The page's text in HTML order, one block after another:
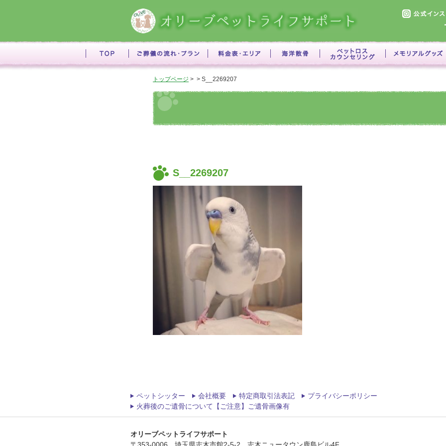
トップページ > > S__2269207
S__2269207
ペットシッター 会社概要 特定商取引法表記
プライバシーポリシー
火葬後のご遺骨について【ご注意】ご遺骨画像有
オリーブペットライフサポート